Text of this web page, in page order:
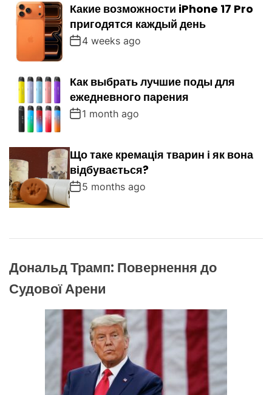
Какие возможности iPhone 17 Pro
пригодятся каждый день
4 weeks ago
Как выбрать лучшие поды для
ежедневного парения
1 month ago
Що таке кремація тварин і як вона
відбувається?
5 months ago
Дональд Трамп: Повернення до
Судової Арени